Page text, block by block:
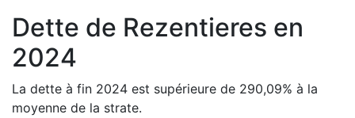
Dette de Rezentieres en
2024
La dette à fin 2024 est supérieure de 290,09% à la
moyenne de la strate.